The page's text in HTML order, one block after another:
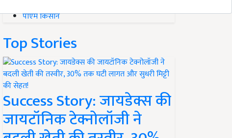
पीएम किसान
Top Stories
Success Story: जायडेक्स की
जायटॉनिक टेक्नोलॉजी ने